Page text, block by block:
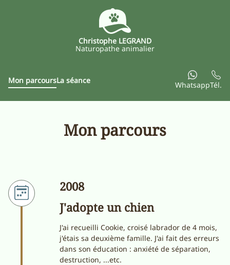
Christophe LEGRAND
Naturopathe animalier
Mon parcoursLa séance WhatsappTél.
Mon parcours
2008
J'adopte un chien
J'ai recueilli Cookie, croisé labrador de 4 mois,
j'étais sa deuxième famille. J'ai fait des erreurs
dans son éducation : anxiété de séparation,
destruction, ...etc.